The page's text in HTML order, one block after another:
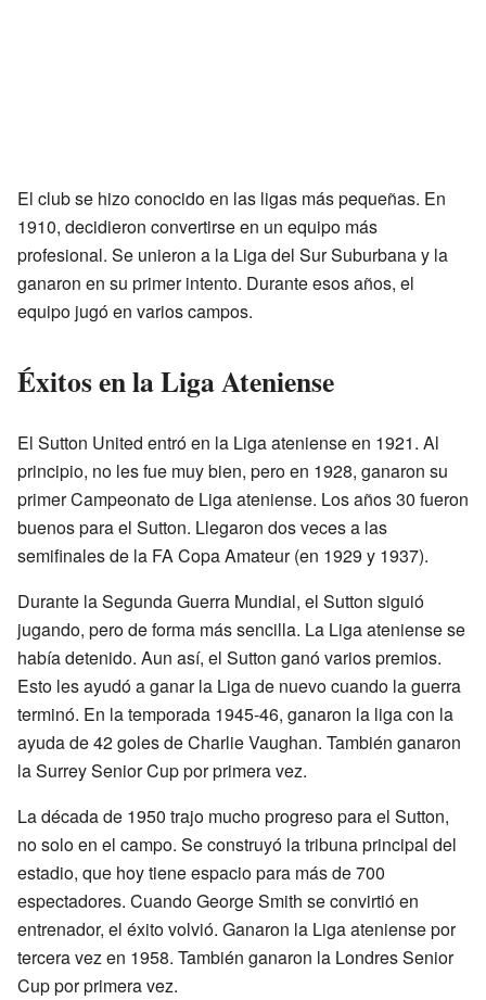
El club se hizo conocido en las ligas más pequeñas. En
1910, decidieron convertirse en un equipo más
profesional. Se unieron a la Liga del Sur Suburbana y la
ganaron en su primer intento. Durante esos años, el
equipo jugó en varios campos.
Éxitos en la Liga Ateniense
El Sutton United entró en la Liga ateniense en 1921. Al
principio, no les fue muy bien, pero en 1928, ganaron su
primer Campeonato de Liga ateniense. Los años 30 fueron
buenos para el Sutton. Llegaron dos veces a las
semifinales de la FA Copa Amateur (en 1929 y 1937).
Durante la Segunda Guerra Mundial, el Sutton siguió
jugando, pero de forma más sencilla. La Liga ateniense se
había detenido. Aun así, el Sutton ganó varios premios.
Esto les ayudó a ganar la Liga de nuevo cuando la guerra
terminó. En la temporada 1945-46, ganaron la liga con la
ayuda de 42 goles de Charlie Vaughan. También ganaron
la Surrey Senior Cup por primera vez.
La década de 1950 trajo mucho progreso para el Sutton,
no solo en el campo. Se construyó la tribuna principal del
estadio, que hoy tiene espacio para más de 700
espectadores. Cuando George Smith se convirtió en
entrenador, el éxito volvió. Ganaron la Liga ateniense por
tercera vez en 1958. También ganaron la Londres Senior
Cup por primera vez.